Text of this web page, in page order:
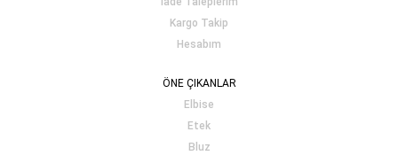
Kargo Takip
Hesabım
ÖNE ÇIKANLAR
Elbise
Etek
Bluz